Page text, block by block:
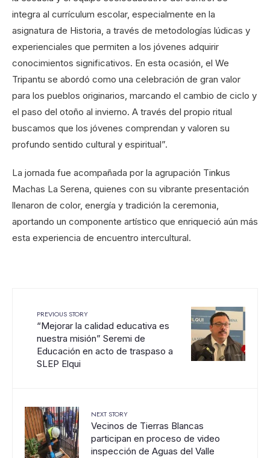
integra al currículum escolar, especialmente en la
asignatura de Historia, a través de metodologías lúdicas y
experienciales que permiten a los jóvenes adquirir
conocimientos significativos. En esta ocasión, el We
Tripantu se abordó como una celebración de gran valor
para los pueblos originarios, marcando el cambio de ciclo y
el paso del otoño al invierno. A través del propio ritual
buscamos que los jóvenes comprendan y valoren su
profundo sentido cultural y espiritual”.
La jornada fue acompañada por la agrupación Tinkus
Machas La Serena, quienes con su vibrante presentación
llenaron de color, energía y tradición la ceremonia,
aportando un componente artístico que enriqueció aún más
esta experiencia de encuentro intercultural.
PREVIOUS STORY
“Mejorar la calidad educativa es
nuestra misión” Seremi de
Educación en acto de traspaso a
SLEP Elqui
NEXT STORY
Vecinos de Tierras Blancas
participan en proceso de video
inspección de Aguas del Valle